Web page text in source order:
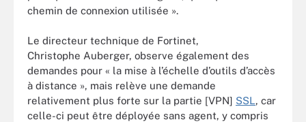
chemin de connexion utilisée ».
Le directeur technique de Fortinet,
Christophe Auberger, observe également des
demandes pour « la mise à l’échelle d’outils d’accès
à distance », mais relève une demande
relativement plus forte sur la partie [VPN] SSL, car
celle-ci peut être déployée sans agent, y compris